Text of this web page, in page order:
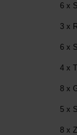
6 x
3 x
6 x
4 x
8 x
5 x
8 x